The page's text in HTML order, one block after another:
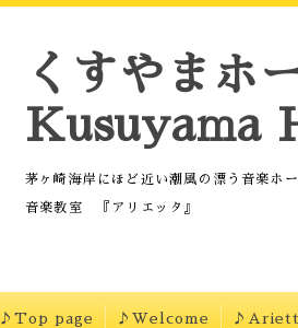
くすやまホ
Kusuyama
茅ヶ崎海岸にほど近い潮風の漂う音楽ホー
音楽教室 『アリエッタ』
♪Top page ♪Welcome